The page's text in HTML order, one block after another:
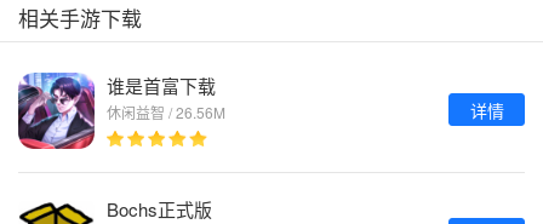
相关手游下载
谁是首富下载
休闲益智 / 26.56M 详情
Bochs正式版